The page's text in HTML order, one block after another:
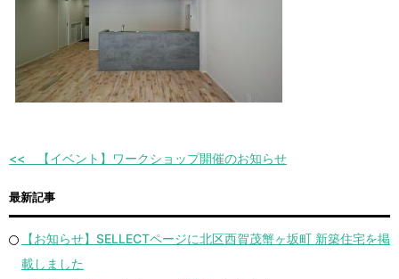
【イベント】ワークショップ開催のお知らせ
最新記事
【お知らせ】SELLECTページに北区西賀茂蟹ヶ坂町 新築住宅を掲
載しました